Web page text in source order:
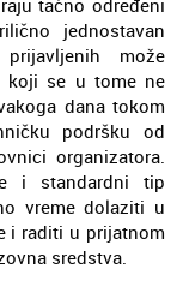
tačno određeni
jednostavan
može
koji se u tome ne
dana tokom
podršku od
organizatora.
i standardni tip
vreme dolaziti u
i raditi u prijatnom
sredstva.